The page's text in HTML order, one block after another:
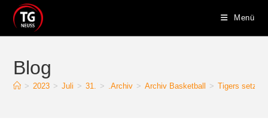
Inhalt
springen
Menü
Blog
> 2023 > Juli > 31. > .Archiv > Archiv Basketball > Tigers setzen